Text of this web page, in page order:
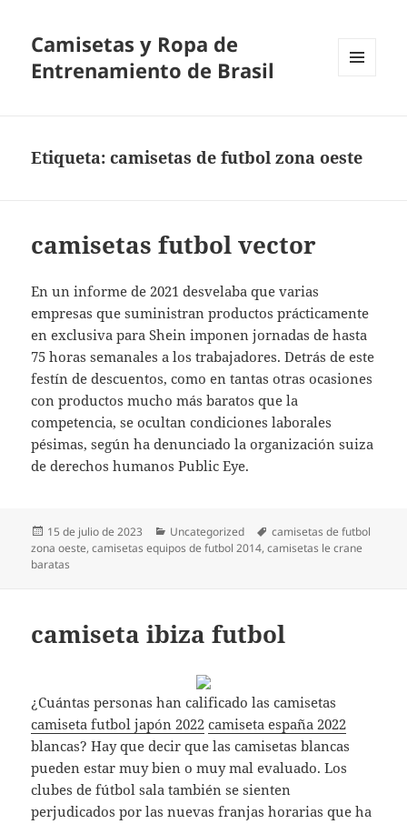
Camisetas y Ropa de
Entrenamiento de Brasil
Etiqueta:camisetas de futbol zona oeste
camisetas futbol vector
En un informe de 2021 desvelaba que varias
empresas que suministran productos prácticamente
en exclusiva para Shein imponen jornadas de hasta
75 horas semanales a los trabajadores. Detrás de este
festín de descuentos, como en tantas otras ocasiones
con productos mucho más baratos que la
competencia, se ocultan condiciones laborales
pésimas, según ha denunciado la organización suiza
de derechos humanos Public Eye.
Publicado
el
15 de julio de 2023 Categorías
Uncategorized Etiquetas
camisetas de futbol
zona oeste,camisetas equipos de futbol 2014,camisetas le crane
baratas
camiseta ibiza futbol
¿Cuántas personas han calificado las camisetas
camiseta futbol japón 2022 camiseta españa 2022
blancas? Hay que decir que las camisetas blancas
pueden estar muy bien o muy mal evaluado. Los
clubes de fútbol sala también se sienten
perjudicados por las nuevas franjas horarias que ha